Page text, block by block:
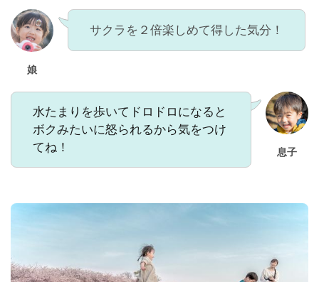
娘
サクラを２倍楽しめて得した気分！
息子
水たまりを歩いてドロドロになると
ボクみたいに怒られるから気をつけ
てね！